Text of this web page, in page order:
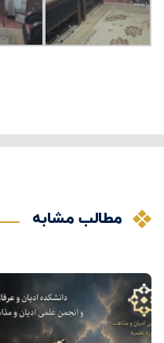
مطالب مشابه